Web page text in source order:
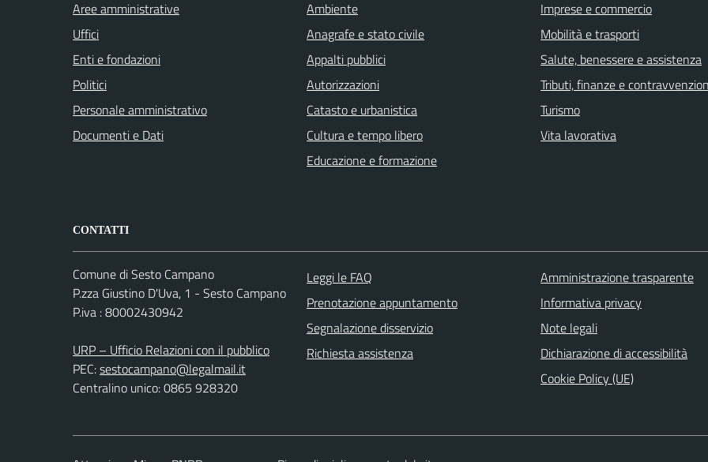
Aree amministrative
Uffici
Enti e fondazioni
Politici
Personale amministrativo
Documenti e Dati
Ambiente
Anagrafe e stato civile
Appalti pubblici
Autorizzazioni
Catasto e urbanistica
Cultura e tempo libero
Educazione e formazione
Imprese e commercio
Mobilità e trasporti
Salute, benessere e assistenza
Tributi, finanze e
Turismo
Vita lavorativa
CONTATTI
Comune di Sesto Campano
P.zza Giustino D'Uva, 1 - Sesto Campano
P.iva : 80002430942
URP – Ufficio Relazioni con il pubblico
PEC:sestocampano@legalmail.it
Centralino unico: 0865 928320
Leggi le FAQ
Prenotazione appuntamento
Segnalazione disservizio
Richiesta assistenza
Amministrazione trasparente
Informativa privacy
Note legali
Dichiarazione di accessibilità
Cookie Policy (UE)